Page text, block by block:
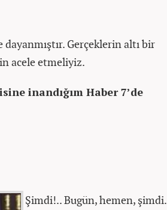
Gerçeklerin altı bir
acele etmeliyiz.
inandığım Haber 7’de
Şimdi!.. Bugün, hemen, şimdi.